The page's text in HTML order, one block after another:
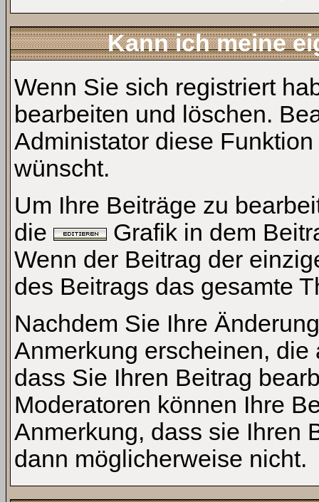
Kann ich meine
Wenn Sie sich registriert
bearbeiten und löschen.
Administator diese
wünscht.
Um Ihre Beiträge zu
die
Grafik in dem
Wenn der Beitrag der
des Beitrags das gesamte
Nachdem Sie Ihre
Anmerkung erscheinen,
dass Sie Ihren Beitrag
Moderatoren können Ihre
Anmerkung, dass sie Ihren
dann möglicherweise nicht.